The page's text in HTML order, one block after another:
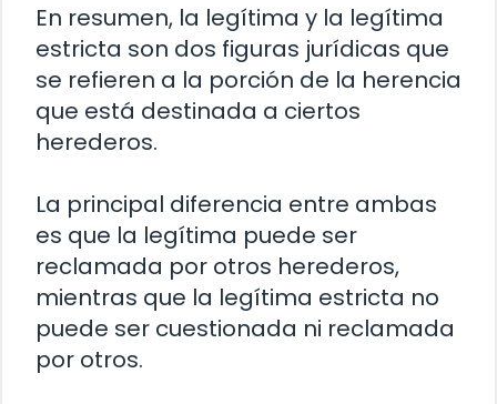
En resumen, la legítima y la legítima
estricta son dos figuras jurídicas que
se refieren a la porción de la herencia
que está destinada a ciertos
herederos.
La principal diferencia entre ambas
es que la legítima puede ser
reclamada por otros herederos,
mientras que la legítima estricta no
puede ser cuestionada ni reclamada
por otros.